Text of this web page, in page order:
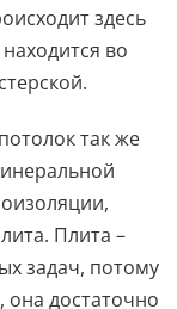
здесь
во
так же
Плита –
задач, потому
она достаточно